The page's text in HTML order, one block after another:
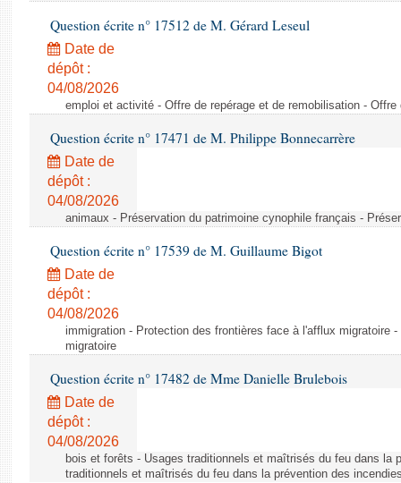
Question écrite n° 17512 de M. Gérard Leseul
Date de
dépôt :
04/08/2026
emploi et activité - Offre de repérage et de remobilisation -
Question écrite n° 17471 de M. Philippe Bonnecarrère
Date de
dépôt :
04/08/2026
animaux - Préservation du patrimoine cynophile français -
Question écrite n° 17539 de M. Guillaume Bigot
Date de
dépôt :
04/08/2026
immigration - Protection des frontières face à l'afflux migratoire
migratoire
Question écrite n° 17482 de Mme Danielle Brulebois
Date de
dépôt :
04/08/2026
bois et forêts - Usages traditionnels et maîtrisés du feu dans la
traditionnels et maîtrisés du feu dans la prévention des